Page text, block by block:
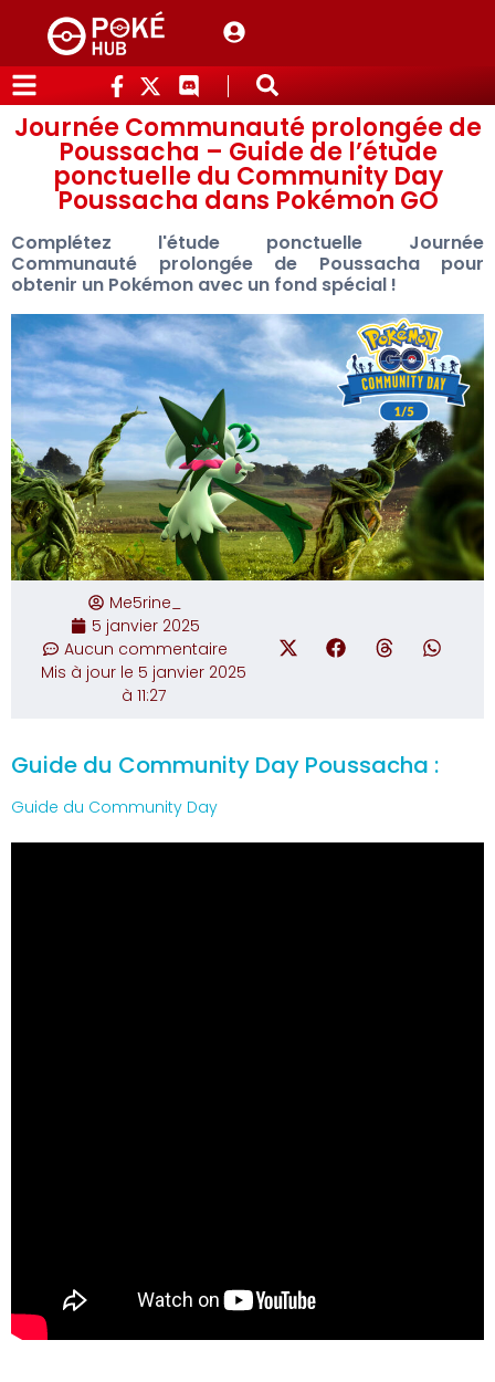
Journée Communauté prolongée de
Poussacha – Guide de l’étude
ponctuelle du Community Day
Poussacha dans Pokémon GO
Complétez l'étude ponctuelle Journée
Communauté prolongée de Poussacha pour
obtenir un Pokémon avec un fond spécial !
Me5rine_
5 janvier 2025
Aucun commentaire
Mis à jour le 5 janvier 2025
à 11:27
Guide du Community Day Poussacha :
Guide du Community Day